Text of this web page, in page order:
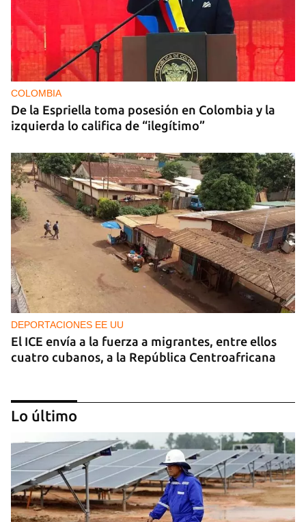
COLOMBIA
De la Espriella toma posesión en Colombia y la
izquierda lo califica de “ilegítimo”
DEPORTACIONES EE UU
El ICE envía a la fuerza a migrantes, entre ellos
cuatro cubanos, a la República Centroafricana
Lo último